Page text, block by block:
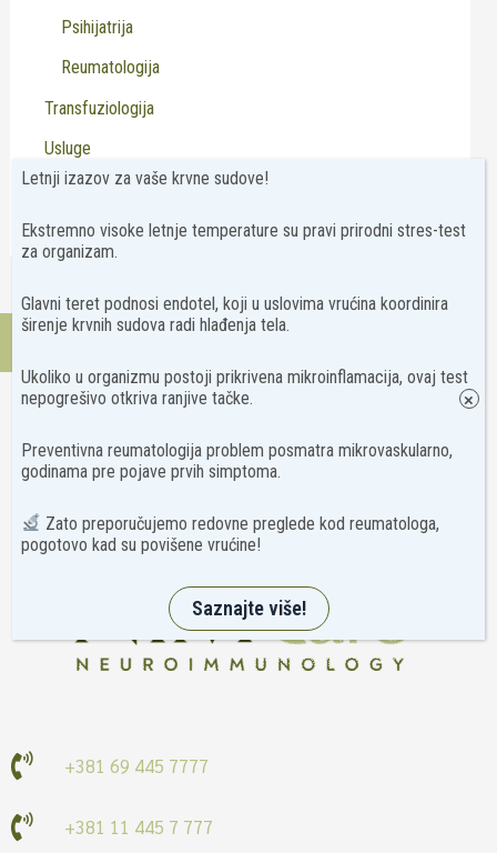
Psihijatrija
Reumatologija
Transfuziologija
Usluge
Virusologija
Kontakt
+381 69 445 7777
+381 11 445 7 777
Letnji izazov za vaše krvne sudove!
Ekstremno visoke letnje temperature su pravi prirodni stres-test
za organizam.
Glavni teret podnosi endotel, koji u uslovima vrućina koordinira
širenje krvnih sudova radi hlađenja tela.
Ukoliko u organizmu postoji prikrivena mikroinflamacija, ovaj test
nepogrešivo otkriva ranjive tačke.
Preventivna reumatologija problem posmatra mikrovaskularno,
godinama pre pojave prvih simptoma.
Zato preporučujemo redovne preglede kod reumatologa,
pogotovo kad su povišene vrućine!
Saznajte više!
×